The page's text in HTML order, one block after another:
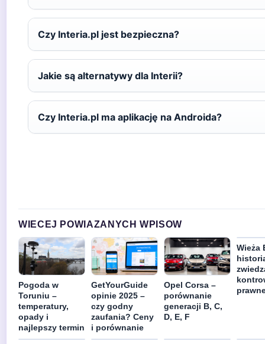
Czy Interia.pl jest bezpieczna?
Jakie są alternatywy dla Interii?
Czy Interia.pl ma aplikację na Androida?
WIECEJ POWIAZANYCH WPISOW
Pogoda w
Toruniu –
temperatury,
opady i
najlepszy termin
GetYourGuide
opinie 2025 –
czy godny
zaufania? Ceny
i porównanie
Opel Corsa –
porównanie
generacji B, C,
D, E, F
Wieża